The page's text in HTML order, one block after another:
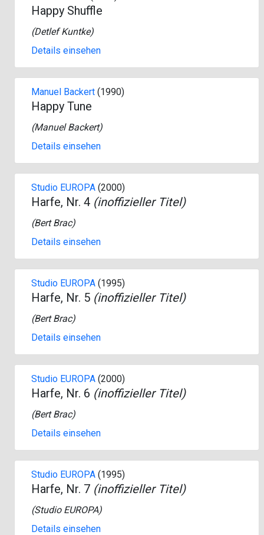
Happy Shuffle
(Detlef Kuntke)
Details einsehen
Manuel Backert (1990)
Happy Tune
(Manuel Backert)
Details einsehen
Studio EUROPA (2000)
Harfe, Nr. 4 (inoffizieller Titel)
(Bert Brac)
Details einsehen
Studio EUROPA (1995)
Harfe, Nr. 5 (inoffizieller Titel)
(Bert Brac)
Details einsehen
Studio EUROPA (2000)
Harfe, Nr. 6 (inoffizieller Titel)
(Bert Brac)
Details einsehen
Studio EUROPA (1995)
Harfe, Nr. 7 (inoffizieller Titel)
(Studio EUROPA)
Details einsehen